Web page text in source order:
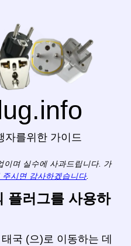
자를위한 가이드
이며 실수에 사과드립니다. 가
주시면 감사하겠습니다.
플러그를 사용하
국 (으)로 이동하는 데